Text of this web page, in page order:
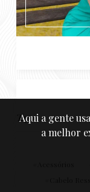
Tags
Aqui a gente
a melhor